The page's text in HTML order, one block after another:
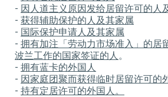
- 因人道主义原因发给居留许可的人
- 获得辅助保护的人及其家属
- 国际保护申请人及其家属
- 拥有加注「劳动力市场准入 」 的居
波兰工作的国家签证的人。
- 拥有蓝卡的外国人
- 因家庭团聚而获得临时居留许可的
- 持有定居许可的外国人。